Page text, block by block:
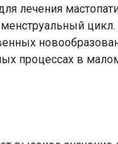
лечения
процессах в